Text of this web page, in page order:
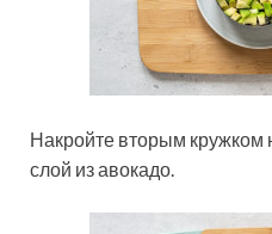
Накройте вторым кружком
слой из авокадо.